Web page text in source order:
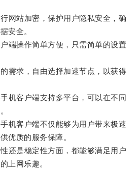
站加密，保护用户隐私安全，确
安全。
操作简单方便，只需简单的设置
求，自由选择加速节点，以获得
客户端支持多平台，可以在不同
客户端不仅能够为用户带来极速
优质的服务保障。
是稳定性方面，都能够满足用户
上网乐趣。